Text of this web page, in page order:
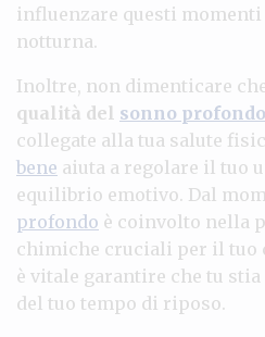
influenzare questi
notturna.
Inoltre, non dimenticare
qualità del sonno profondo
collegate alla tua salute
bene aiuta a regolare il tuo
equilibrio emotivo. Dal
profondo è coinvolto nella
chimiche cruciali per il tuo
è vitale garantire che tu
del tuo tempo di riposo.